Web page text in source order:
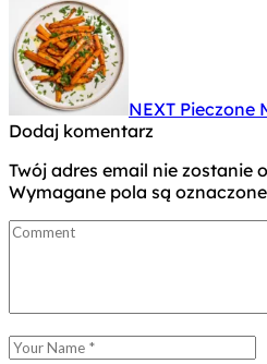
NEXT Pieczone
Dodaj komentarz
Twój adres email nie zostanie
Wymagane pola są oznaczone